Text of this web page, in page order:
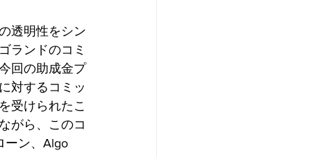
透明性をシン
ランドのコミ
回の助成金プ
対するコミッ
受けられたこ
がら、このコ
ーン、Algo